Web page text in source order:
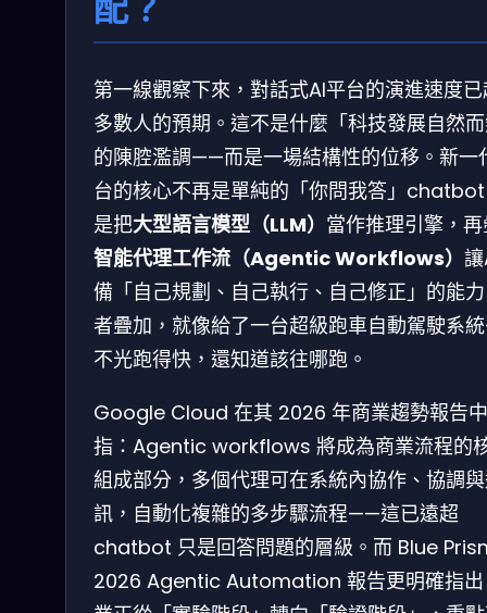
第一線觀察下來，對話式AI平台的演進速度
多數人的預期。這不是什麼「科技發展自然
的陳腔濫調——而是一場結構性的位移。新一
台的核心不再是單純的「你問我答」
是把大型語言模型（LLM） 當作推理引擎，
智能代理工作流（Agentic Workflows）
備「自己規劃、自己執行、自己修正」的能
者疊加，就像給了一台超級跑車自動駕駛系
不光跑得快，還知道該往哪跑。
Google Cloud 在其 2026 年商業趨勢報告
指：Agentic workflows 將成為商業流程的
組成部分，多個代理可在系統內協作、協調
訊，自動化複雜的多步驟流程——這已遠超
chatbot 只是回答問題的層級。而 Blue
2026 Agentic Automation 報告更明確指出